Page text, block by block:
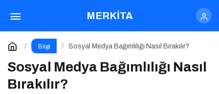
MERKİTA
Bilgi Sosyal Medya Bağımlılığı Nasıl Bırakılır?
Sosyal Medya Bağımlılığı Nasıl
Bırakılır?
Takipçi Sayısı Azken İş Birliği Alınır mı?
Yorum Yap